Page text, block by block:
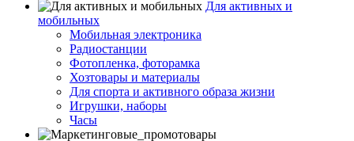
Для активных и
мобильных
Мобильная электроника
Радиостанции
Фотопленка, фоторамка
Хозтовары и материалы
Для спорта и активного образа жизни
Игрушки, наборы
Часы